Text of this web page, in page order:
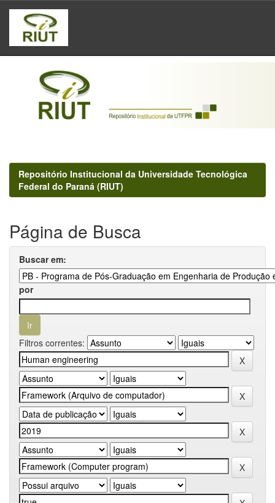
Skip
navigation
Repositório Institucional da Universidade Tecnológica
Federal do Paraná (RIUT)
Página de Busca
Buscar em:
por
Filtros correntes: